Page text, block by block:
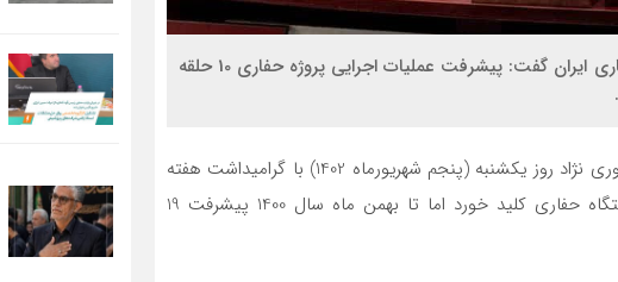
مدیر پروژه میدان نفتی آزادگان جنوبی در شرکت ملی حفاری ایران گفت: پیشرفت عملیات اجرایی پروژه حفاری 10 حلقه
به گزارش روابط عمومی شرکت ملی حفاری ایران، محمد خاوری نژاد روز یکشنبه (پنجم شهریورماه 1402) با گرامیداشت هفته
دولت، توضیح داد: اجرای این پروژه با به کارگیری دو دستگاه حفاری کلید خورد اما تا بهمن ماه سال 1400 پیشرفت 19